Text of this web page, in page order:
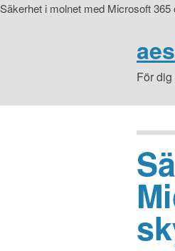
Säkerhet i molnet med Microsoft
För